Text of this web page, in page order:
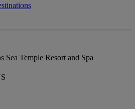
Sea Temple Resort and Spa